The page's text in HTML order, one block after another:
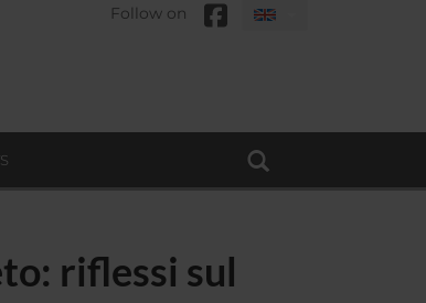
Follow on
riflessi sul